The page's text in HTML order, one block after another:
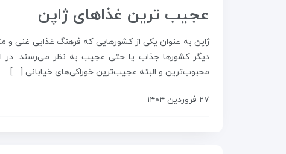
عجیب ترین غذاهای ژاپن
ژاپن به عنوان یکی از کشورهایی که فرهنگ غذایی غنی و
دیگر کشورها جذاب یا حتی عجیب به نظر می‌رسند. در
محبوب‌ترین و البته عجیب‌ترین خوراکی‌های خیابانی […]
۲۷ فروردین ۱۴۰۴